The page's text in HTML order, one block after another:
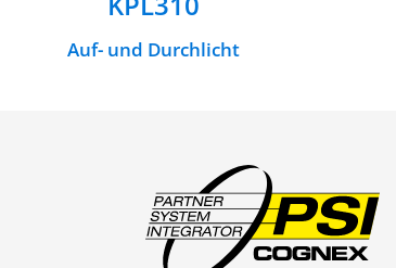
Auf- und Durchlicht